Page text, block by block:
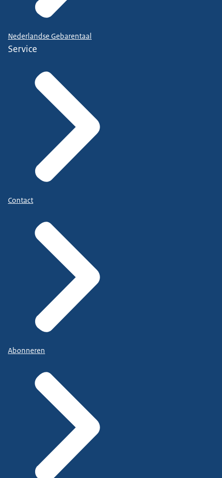
Nederlandse Gebarentaal
Service
Contact
Abonneren